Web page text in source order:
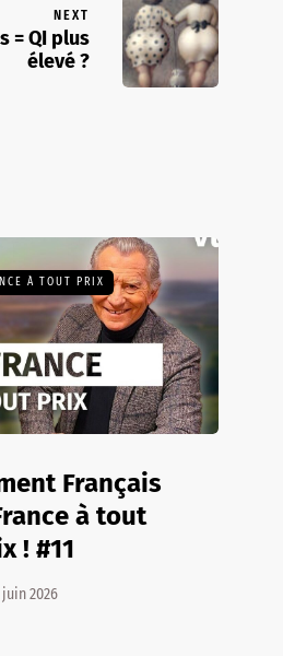
NEXT
= QI plus
élevé ?
À TOUT PRIX
Français
à tout
! #11
juin 2026